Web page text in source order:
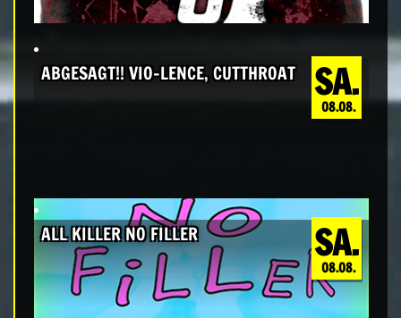
SA.
08.08.
ABGESAGT!! VIO-LENCE, CUTTHROAT
SA.
08.08.
ALL KILLER NO FILLER